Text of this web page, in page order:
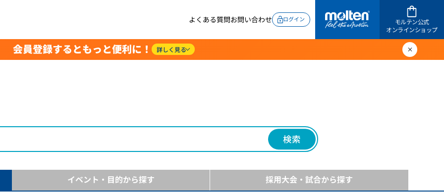
よくある質問お問い合わせ ログイン
モルテン公式
オンラインショップ
会員登録するともっと便利に！ 詳しく見る
検索
イベント・目的から探す 採用大会・試合から探す